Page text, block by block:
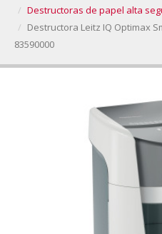
Destructoras de papel alta
Destructora Leitz IQ Optimax
83590000